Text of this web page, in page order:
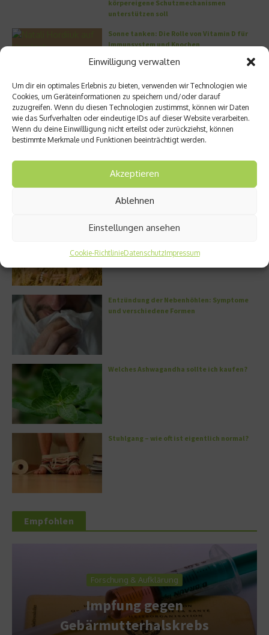
Einwilligung verwalten
Um dir ein optimales Erlebnis zu bieten, verwenden wir Technologien wie
Cookies, um Geräteinformationen zu speichern und/oder darauf
zuzugreifen. Wenn du diesen Technologien zustimmst, können wir Daten
wie das Surfverhalten oder eindeutige IDs auf dieser Website verarbeiten.
Wenn du deine Einwillligung nicht erteilst oder zurückziehst, können
bestimmte Merkmale und Funktionen beeinträchtigt werden.
Akzeptieren
Ablehnen
Einstellungen ansehen
Cookie-RichtlinieDatenschutzImpressum
körpereigene Schutzmechanismen
unterstützen soll
Sonne tanken: Die Rolle von Vitamin D für
Immunsystem und Knochen
Der Protein-Baustein: Was Kollagen in
DERMADROP MED: Nadelfrei in die Tiefe
Meistgelesen
Wo habe ich nur wieder meinen Kopf? – Das
Problem mit dem Gedächtnis
Die volle Kraft des Korns – So wichtig ist
Entzündung der Nebenhöhlen: Symptome
und verschiedene Formen
Welches Ashwagandha sollte ich kaufen?
Stuhlgang – wie oft ist eigentlich normal?
Empfohlen
Forschung & Aufklärung
Impfung gegen
Gebärmutterhalskrebs